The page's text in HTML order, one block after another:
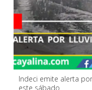
Indeci emite alerta
este sábado